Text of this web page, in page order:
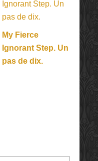
My Fierce
Ignorant Step. Un
pas de dix.